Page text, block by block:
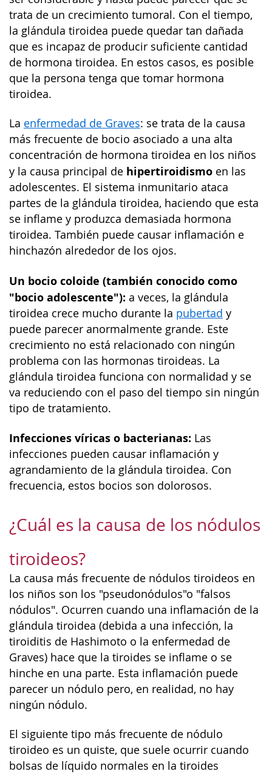
trata de un crecimiento tumoral. Con el tiempo,
la glándula tiroidea puede quedar tan dañada
que es incapaz de producir suficiente cantidad
de hormona tiroidea. En estos casos, es posible
que la persona tenga que tomar hormona
tiroidea.
La enfermedad de Graves: se trata de la causa
más frecuente de bocio asociado a una alta
concentración de hormona tiroidea en los niños
y la causa principal de hipertiroidismo en las
adolescentes. El sistema inmunitario ataca
partes de la glándula tiroidea, haciendo que esta
se inflame y produzca demasiada hormona
tiroidea. También puede causar inflamación e
hinchazón alrededor de los ojos.
Un bocio coloide (también conocido como
"bocio adolescente"): a veces, la glándula
tiroidea crece mucho durante la pubertad y
puede parecer anormalmente grande. Este
crecimiento no está relacionado con ningún
problema con las hormonas tiroideas. La
glándula tiroidea funciona con normalidad y se
va reduciendo con el paso del tiempo sin ningún
tipo de tratamiento.
Infecciones víricas o bacterianas: Las
infecciones pueden causar inflamación y
agrandamiento de la glándula tiroidea. Con
frecuencia, estos bocios son dolorosos.
¿Cuál es la causa de los nódulos
tiroideos?
La causa más frecuente de nódulos tiroideos en
los niños son los "pseudonódulos"o "falsos
nódulos". Ocurren cuando una inflamación de la
glándula tiroidea (debida a una infección, la
tiroiditis de Hashimoto o la enfermedad de
Graves) hace que la tiroides se inflame o se
hinche en una parte. Esta inflamación puede
parecer un nódulo pero, en realidad, no hay
ningún nódulo.
El siguiente tipo más frecuente de nódulo
tiroideo es un quiste, que suele ocurrir cuando
bolsas de líquido normales en la tiroides